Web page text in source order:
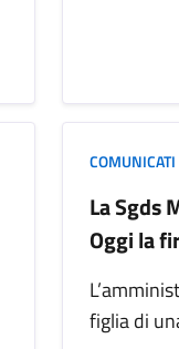
COMUNICATI
La Sgds
Oggi la
figlia di